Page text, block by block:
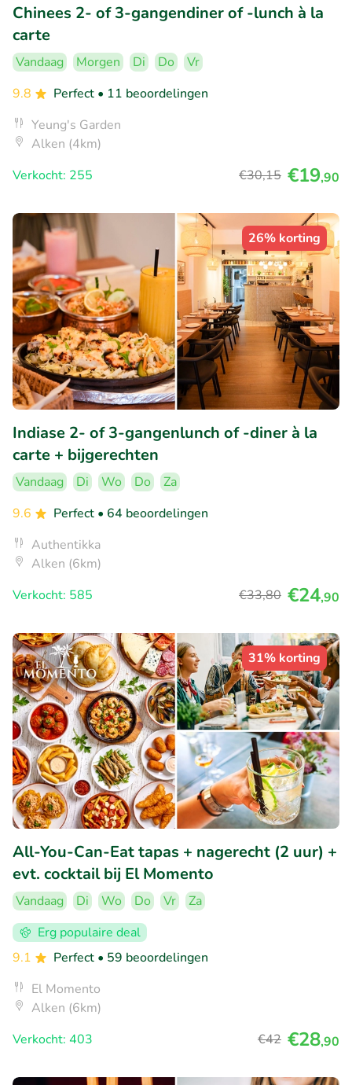
Chinees 2- of 3-gangendiner of -lunch à la
carte
Vandaag Morgen Di Do
Vr
9.8
Perfect • 11 beoordelingen
Yeung's Garden
Alken (4km)
Verkocht: 255
€30,15 €19,90
26% korting
Indiase 2- of 3-gangenlunch of -diner à la
carte + bijgerechten
Vandaag Di Wo Do
Za
9.6
Perfect • 64 beoordelingen
Authentikka
Alken (6km)
Verkocht: 585
€33,80 €24,90
31% korting
All-You-Can-Eat tapas + nagerecht (2 uur) +
evt. cocktail bij El Momento
Vandaag Di Wo Do Vr
Za
Erg populaire deal
9.1
Perfect • 59 beoordelingen
El Momento
Alken (6km)
Verkocht: 403
€42 €28,90